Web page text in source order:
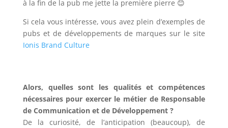
à la fin de la pub me jette la première pierre 😊
Si cela vous intéresse, vous avez plein d’exemples de
pubs et de développements de marques sur le site
Ionis Brand Culture
Alors, quelles sont les qualités et compétences
nécessaires pour exercer le métier de Responsable
de Communication et de Développement ?
De la curiosité, de l’anticipation (beaucoup), de